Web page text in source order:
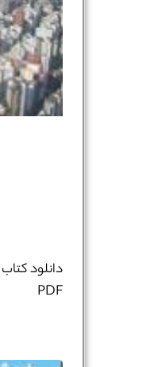
PDF
شماره واتس‌اپ : *